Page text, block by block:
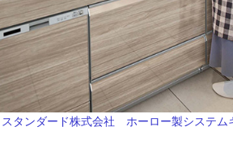
スタンダード株式会社 ホーロー製システム